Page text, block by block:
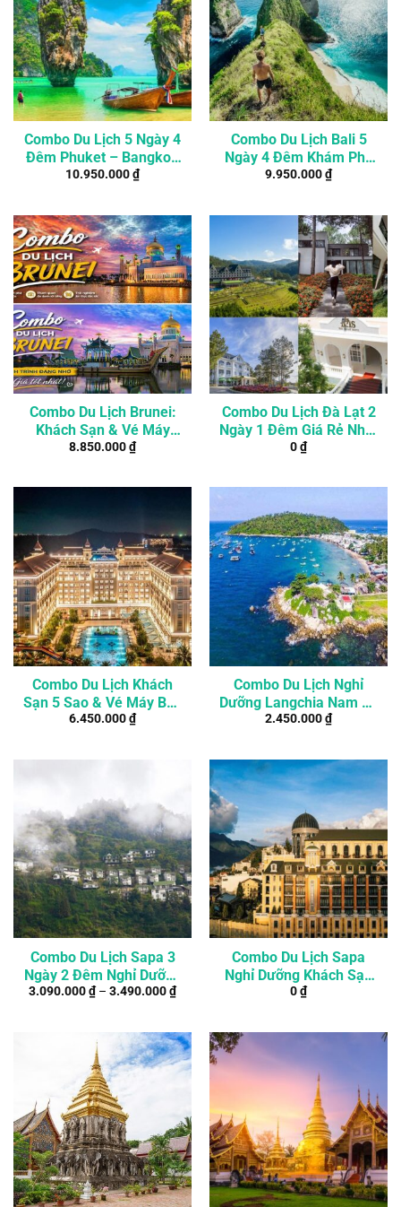
Combo Du Lịch 5 Ngày 4
Đêm Phuket – Bangkok
Khởi Hành Từ 2 Người
10.950.000₫
Combo Du Lịch Bali 5
Ngày 4 Đêm Khám Phá
Thiên Đường
9.950.000₫
Combo Du Lịch Brunei:
Khách Sạn & Vé Máy
Bay 3 Ngày 2 Đêm
8.850.000₫
Combo Du Lịch Đà Lạt 2
Ngày 1 Đêm Giá Rẻ Nhất
Thị Trường
0₫
Combo Du Lịch Khách
Sạn 5 Sao & Vé Máy Bay
Phú Quốc
6.450.000₫
Combo Du Lịch Nghỉ
Dưỡng Langchia Nam Du
Resort 2 Ngày 1 Đêm
2.450.000₫
Combo Du Lịch Sapa 3
Ngày 2 Đêm Nghỉ Dưỡng
Khách Sạn 4*
3.090.000₫– 3.490.000₫
Combo Du Lịch Sapa
Nghỉ Dưỡng Khách Sạn
5* 2 Ngày 1 Đêm
0₫